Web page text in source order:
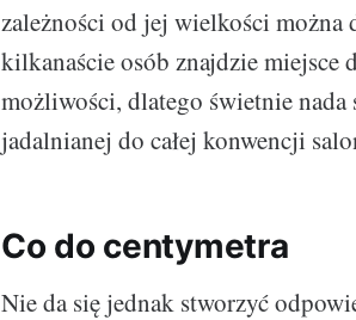
zależności od jej wielkości można
kilkanaście osób znajdzie miejsce
możliwości, dlatego świetnie
jadalnianej do całej konwencji
Co do centymetra
Nie da się jednak stworzyć